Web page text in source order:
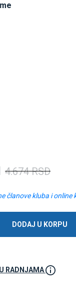
4.674 RSD
članove kluba i online
DODAJ U KORPU
RADNJAMA